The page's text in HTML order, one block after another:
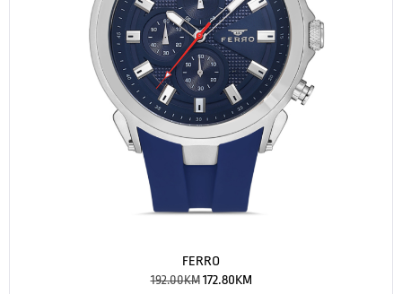
FERRO
192.00KM 172.80KM